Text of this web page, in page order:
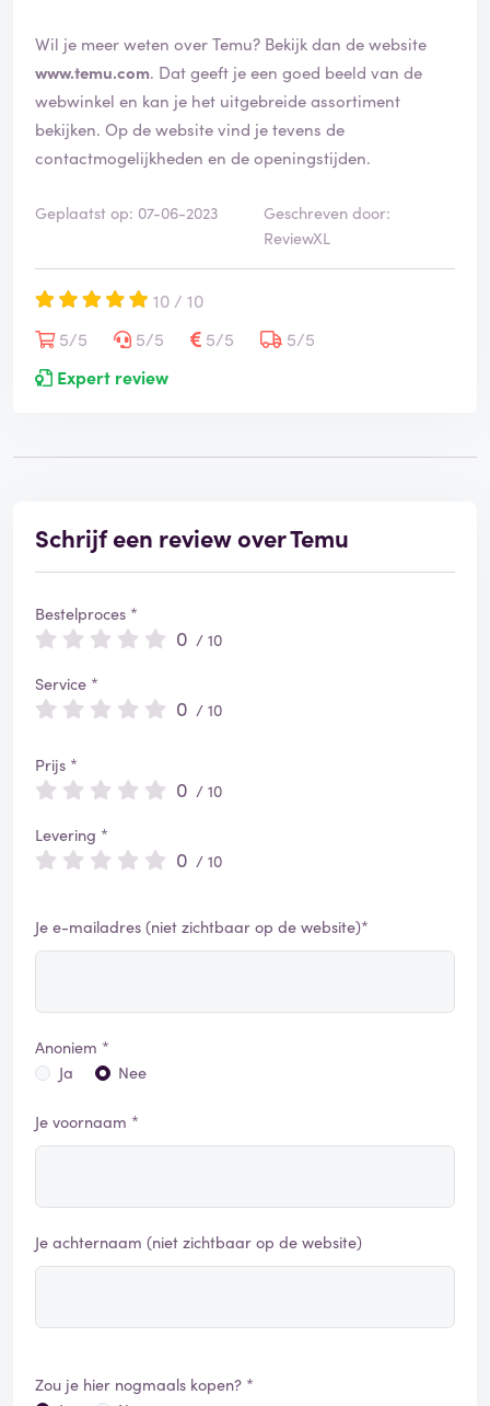
d
Wil je meer weten over Temu? Bekijk dan de website
www.temu.com. Dat geeft je een goed beeld van de
webwinkel en kan je het uitgebreide assortiment
bekijken. Op de website vind je tevens de
contactmogelijkheden en de openingstijden.
Geplaatst op: 07-06-2023
Geschreven door:
ReviewXL
10 / 10
5/5
5/5 5/5
5/5
Expert review
Schrijf een review over Temu
Bestelproces *
0 / 10
Service *
0 / 10
Prijs *
0 / 10
Levering *
0 / 10
Je e-mailadres (niet zichtbaar op de website)*
Anoniem *
Ja
Nee
Je voornaam *
Je achternaam (niet zichtbaar op de website)
Zou je hier nogmaals kopen? *